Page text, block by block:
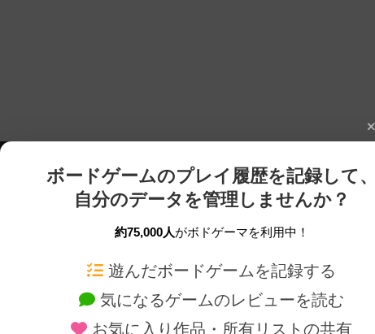
ボードゲームのプレイ履歴を記録して、
自分のデータを管理しませんか？
約75,000人がボドゲーマを利用中！
遊んだボードゲームを記録する
気になるゲームのレビューを読む
お気に入り作品・所有リストの共有
ボードゲームを検索する 新作・再入荷情報